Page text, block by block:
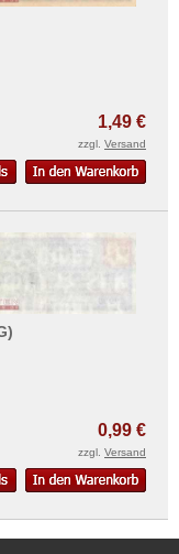
1,49 €
zzgl. Versand
0,99 €
zzgl. Versand